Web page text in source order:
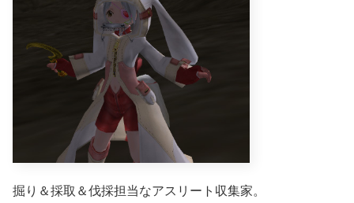
掘り＆採取＆伐採担当なアスリート収集家。